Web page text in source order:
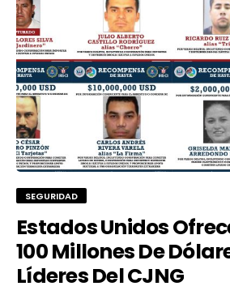
SEGURIDAD
Estados Unidos
100 Millones De
Líderes Del CJNG